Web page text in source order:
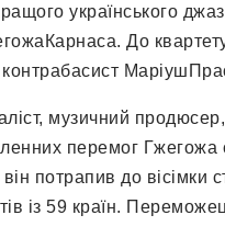
українського
До
контрабасист
музичний продюсер,
перемог Гжегожа
потрапив до вісімки
із 59 країн.